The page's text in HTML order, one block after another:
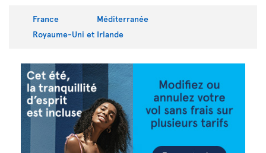
France
Méditerranée
Royaume-Uni et Irlande